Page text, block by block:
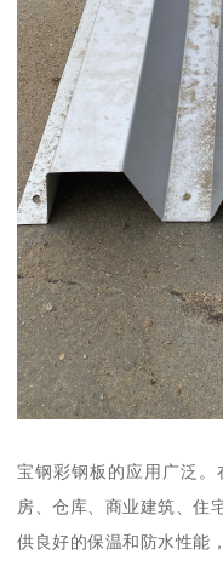
宝钢彩钢板的应用广泛
房、仓库、商业建筑、住
供良好的保温和防水性能